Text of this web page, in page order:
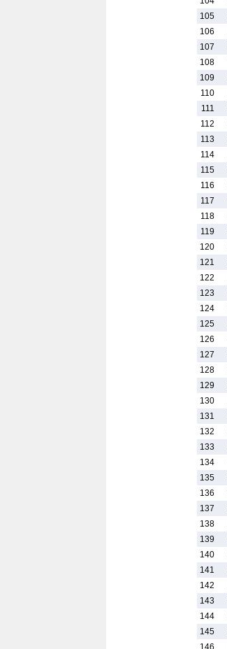
105
106
107
108
109
110
111
112
113
114
115
116
117
118
119
120
121
122
123
124
125
126
127
128
129
130
131
132
133
134
135
136
137
138
139
140
141
142
143
144
145
146